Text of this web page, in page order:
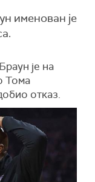
именован је
је на
Тома
отказ.